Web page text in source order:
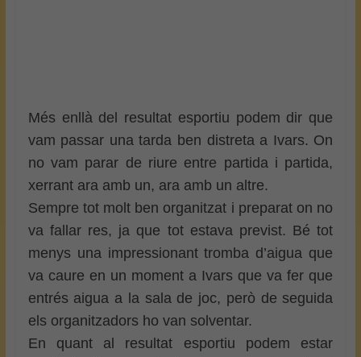
Més enllà del resultat esportiu podem dir que
vam passar una tarda ben distreta a Ivars. On
no vam parar de riure entre partida i partida,
xerrant ara amb un, ara amb un altre.
Sempre tot molt ben organitzat i preparat on no
va fallar res, ja que tot estava previst. Bé tot
menys una impressionant tromba d’aigua que
va caure en un moment a Ivars que va fer que
entrés aigua a la sala de joc, però de seguida
els organitzadors ho van solventar.
En quant al resultat esportiu podem estar